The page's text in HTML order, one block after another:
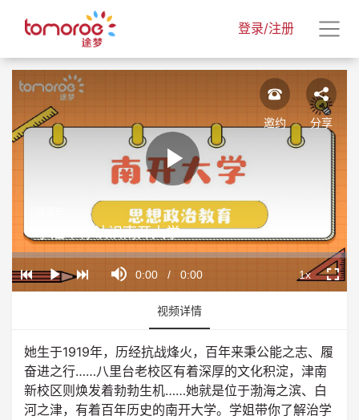
登录/注册
Play
Video
Play
Current
Time
0:00 / Duration
0:00
Loaded:
0%
Progress:
0%
Playback
Rate
1x
学姐带你认识南开大学
邀约 分享
视频详情
她生于1919年，历经抗战烽火，百年来秉公能之志、履
奋进之行……八里台老校区有着深厚的文化积淀，津南
新校区则焕发着勃勃生机……她就是位于渤海之滨、白
河之津，有着百年历史的南开大学。学姐带你了解治学